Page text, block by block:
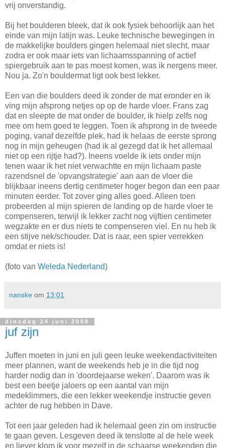
vrij onverstandig.
Bij het boulderen bleek, dat ik ook fysiek behoorlijk aan het
einde van mijn latijn was. Leuke technische bewegingen in
de makkelijke boulders gingen helemaal niet slecht, maar
zodra er ook maar iets van lichaamsspanning of actief
spiergebruik aan te pas moest komen, was ik nergens meer.
Nou ja. Zo'n bouldermat ligt ook best lekker.
Een van die boulders deed ik zonder de mat eronder en ik
ving mijn afsprong netjes op op de harde vloer. Frans zag
dat en sleepte de mat onder de boulder, ik hielp zelfs nog
mee om hem goed te leggen. Toen ik afsprong in de tweede
poging, vanaf dezelfde plek, had ik helaas de eerste sprong
nog in mijn geheugen (had ik al gezegd dat ik het allemaal
niet op een rijtje had?). Ineens voelde ik iets onder mijn
tenen waar ik het niet verwachtte en mijn lichaam paste
razendsnel de 'opvangstrategie' aan aan de vloer die
blijkbaar ineens dertig centimeter hoger begon dan een paar
minuten eerder. Tot zover ging alles goed. Alleen toen
probeerden al mijn spieren de landing op de harde vloer te
compenseren, terwijl ik lekker zacht nog vijftien centimeter
wegzakte en er dus niets te compenseren viel. En nu heb ik
een stijve nek/schouder. Dat is raar, een spier verrekken
omdat er niets is!
(foto van Weleda Nederland)
nanske om 13:01
dinsdag 24 juni 2008
juf zijn
Juffen moeten in juni en juli geen leuke weekendactiviteiten
meer plannen, want de weekends heb je in die tijd nog
harder nodig dan in 'doordejaarse weken'. Daarom was ik
best een beetje jaloers op een aantal van mijn
medeklimmers, die een lekker weekendje instructie geven
achter de rug hebben in Dave.
Tot een jaar geleden had ik helemaal geen zin om instructie
te gaan geven. Lesgeven deed ik tenslotte al de hele week
en liever klom ik voor mezelf in de schaarse weekenden die